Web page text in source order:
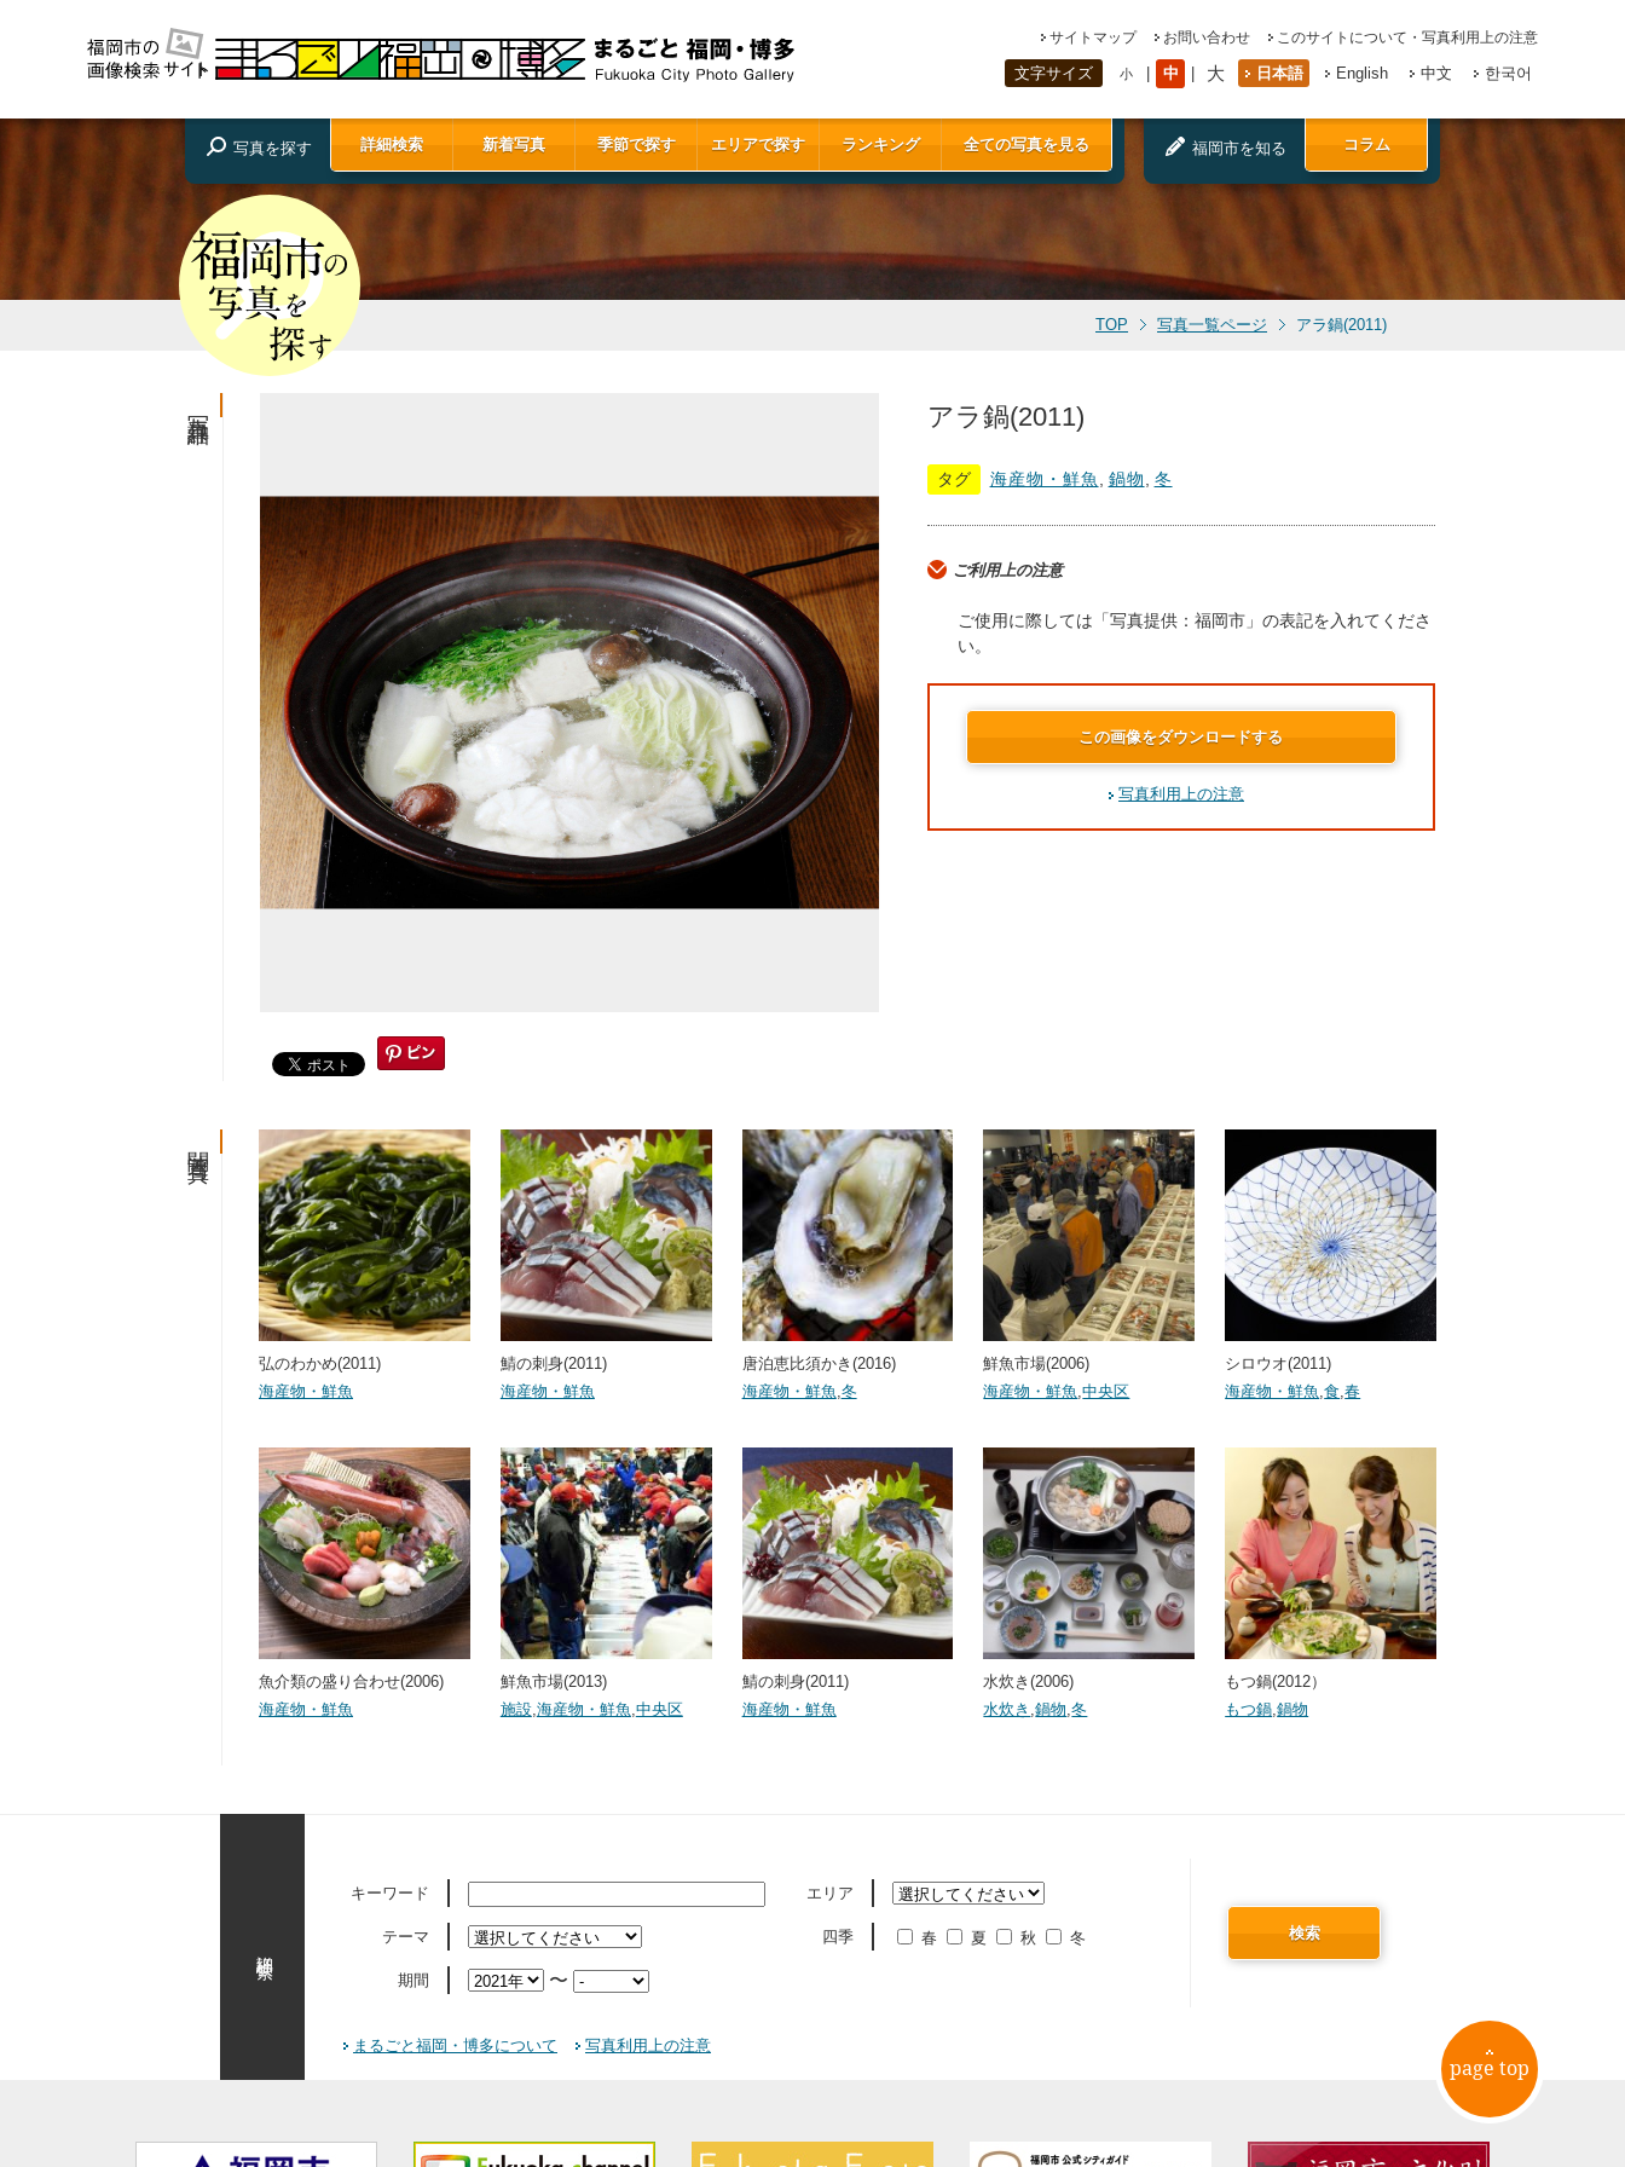
サイトマップ お問い合わせ このサイトについて・写真利用上の注意
文字サイズ 小 中 大 日本語 English 中文 한국어
写真を探す 詳細検索 新着写真 季節で探す エリアで探す ランキング 全ての写真を見る 福岡市を知る コラム
TOP 写真一覧ページ アラ鍋(2011)
アラ鍋(2011)
タグ 海産物・鮮魚 鍋物 冬
ご利用上の注意
ご使用に際しては「写真提供：福岡市」の表記を入れてくださ
い。
この画像をダウンロードする
写真利用上の注意
弘のわかめ(2011)
海産物・鮮魚
鯖の刺身(2011)
海産物・鮮魚
唐泊恵比須かき(2016)
海産物・鮮魚 冬
鮮魚市場(2006)
海産物・鮮魚 ,中央区
シロウオ(2011)
海産物・鮮魚 ,食 ,春
魚介類の盛り合わせ(2006)
海産物・鮮魚
鮮魚市場(2013)
施設, 海産物・鮮魚 中央区
鯖の刺身(2011)
海産物・鮮魚
水炊き(2006)
水炊き ,鍋物 ,冬
もつ鍋(2012）
もつ鍋 ,鍋物
キーワード エリア
テーマ 四季 春 夏 秋 冬
期間 〜
検索
まるごと福岡・博多について 写真利用上の注意
page top